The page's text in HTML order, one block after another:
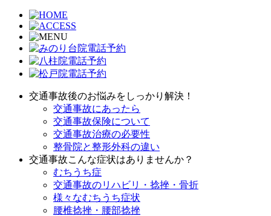
交通事故後のお悩みをしっかり解決！
交通事故にあったら
交通事故保険について
交通事故治療の必要性
整骨院と整形外科の違い
交通事故こんな症状はありませんか？
むちうち症
交通事故のリハビリ・捻挫・骨折
様々なむちうち症状
腰椎捻挫・腰部捻挫